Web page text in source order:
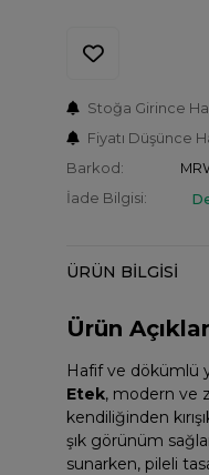
Stoğa Girince
Fiyatı Düşünce
Barkod:
İade Bilgisi:
ÜRÜN BILGISI
Ürün
Hafif ve dökümlü
Etek, modern ve
kendiliğinden
şık görünüm
sunarken, pileli